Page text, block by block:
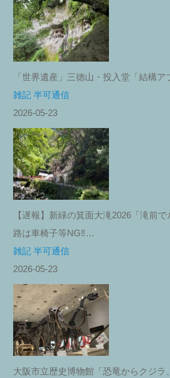
「世界遺産」三徳山・投入堂「結構ア
雑記 半可通信
2026-05-23
【遅報】新緑の箕面大滝2026「滝前
路は車椅子等NG‼︎…
雑記 半可通信
2026-05-23
大阪市立歴史博物館「恐竜からクジラ